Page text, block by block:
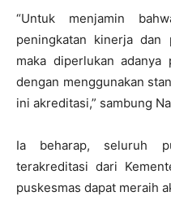
“Untuk menjamin
peningkatan kinerja dan
maka diperlukan
dengan menggunakan
ini akreditasi,” sambung
Ia beharap, seluruh
terakreditasi dari
puskesmas dapat meraih